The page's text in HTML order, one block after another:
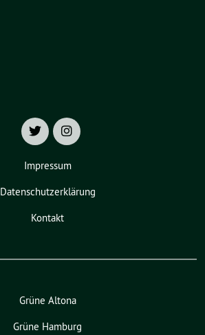
Impressum
Datenschutzerklärung
Kontakt
Grüne Altona
Grüne Hamburg